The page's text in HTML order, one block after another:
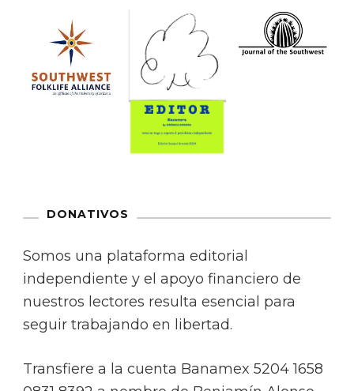
DONATIVOS
Somos una plataforma editorial
independiente y el apoyo financiero de
nuestros lectores resulta esencial para
seguir trabajando en libertad.
Transfiere a la cuenta Banamex 5204 1658